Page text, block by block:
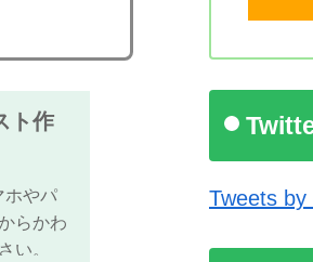
ト作
ホやパ
らかわ
い。
Tweets